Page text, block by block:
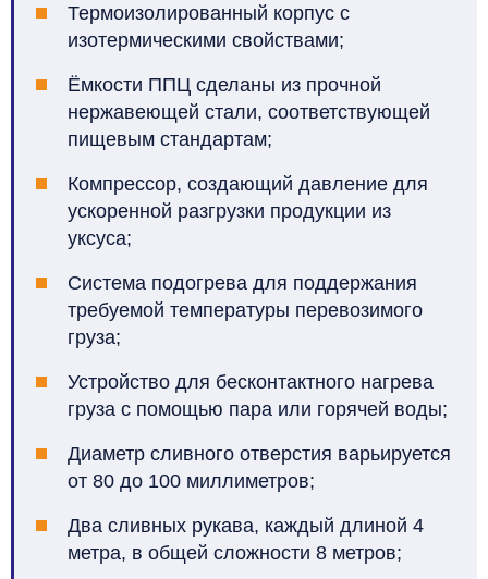
Термоизолированный корпус с
изотермическими свойствами;
Ёмкости ППЦ сделаны из прочной
нержавеющей стали, соответствующей
пищевым стандартам;
Компрессор, создающий давление для
ускоренной разгрузки продукции из
уксуса;
Система подогрева для поддержания
требуемой температуры перевозимого
груза;
Устройство для бесконтактного нагрева
груза с помощью пара или горячей воды;
Диаметр сливного отверстия варьируется
от 80 до 100 миллиметров;
Два сливных рукава, каждый длиной 4
метра, в общей сложности 8 метров;